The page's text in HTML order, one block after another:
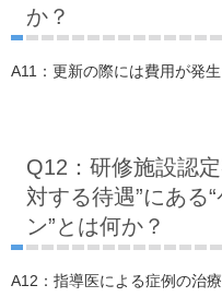
か？
A11：更新の際には費用が発
Q12：研修施設認
対する待遇”にある
ン”とは何か？
A12：指導医による症例の治